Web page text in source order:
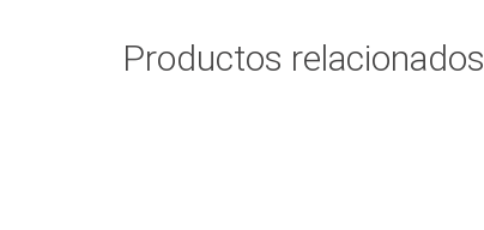
Productos relacionados